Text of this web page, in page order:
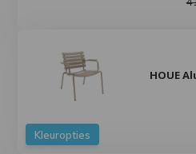
Kleuropties
HOUE